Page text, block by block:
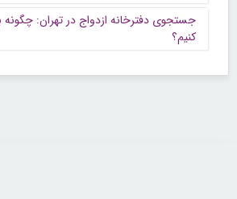
جستجوی دفترخانه ازدواج در تهران: چگونه
کنیم؟